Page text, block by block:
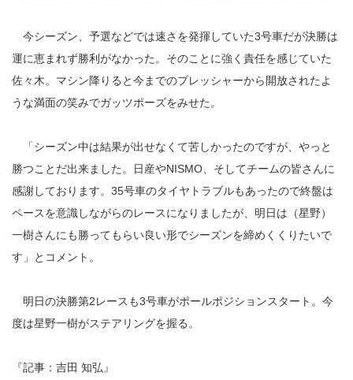
今シーズン、予選などでは速さを発揮していた3号車だが決勝は
運に恵まれず勝利がなかった。そのことに強く責任を感じていた
佐々木。マシン降りると今までのプレッシャーから開放されたよ
うな満面の笑みでガッツポーズをみせた。
「シーズン中は結果が出せなくて苦しかったのですが、やっと
勝つことだ出来ました。日産やNISMO、そしてチームの皆さんに
感謝しております。35号車のタイヤトラブルもあったので終盤は
ペースを意識しながらのレースになりましたが、明日は（星野）
一樹さんにも勝ってもらい良い形でシーズンを締めくくりたいで
す」とコメント。
明日の決勝第2レースも3号車がポールポジションスタート。今
度は星野一樹がステアリングを握る。
『記事：吉田 知弘』